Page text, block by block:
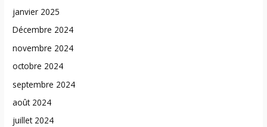
janvier 2025
Décembre 2024
novembre 2024
octobre 2024
septembre 2024
août 2024
juillet 2024